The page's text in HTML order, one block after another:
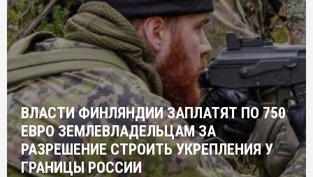
ВЛАСТИ ФИНЛЯНДИИ ЗАПЛАТЯТ ПО 750
ЕВРО ЗЕМЛЕВЛАДЕЛЬЦАМ ЗА
РАЗРЕШЕНИЕ СТРОИТЬ УКРЕПЛЕНИЯ У
ГРАНИЦЫ РОССИИ